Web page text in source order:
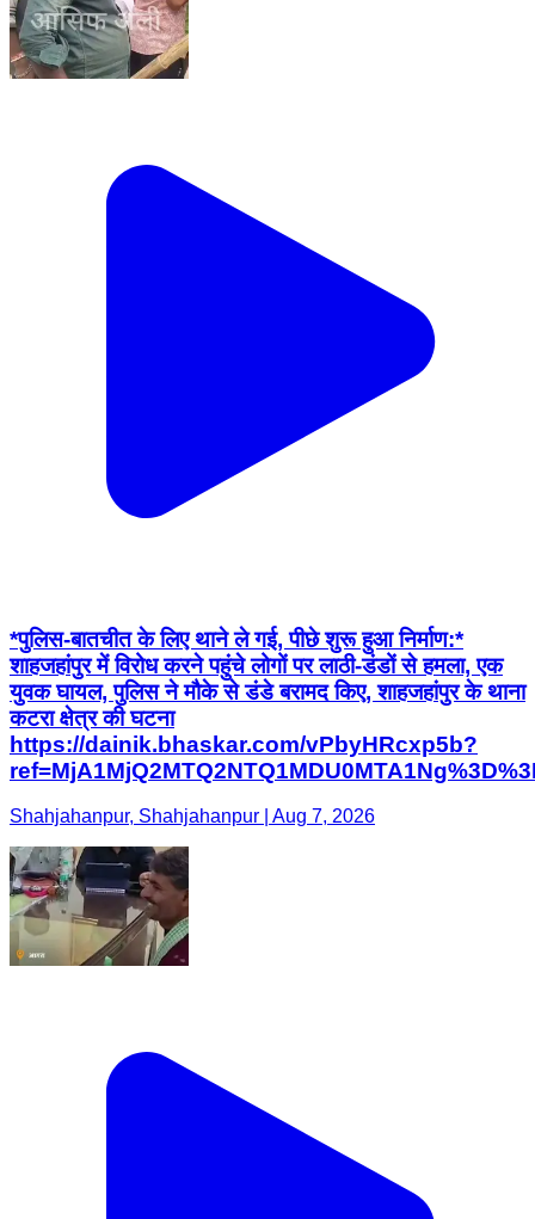
*पुलिस-बातचीत के लिए थाने ले गई, पीछे शुरू हुआ निर्माण:*
शाहजहांपुर में विरोध करने पहुंचे लोगों पर लाठी-डंडों से हमला, एक
युवक घायल, पुलिस ने मौके से डंडे बरामद किए, शाहजहांपुर के थाना
कटरा क्षेत्र की घटना
https://dainik.bhaskar.com/vPbyHRcxp5b?
Shahjahanpur, Shahjahanpur | Aug 7, 2026